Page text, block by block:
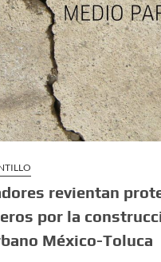
revientan
por la
México-Toluca